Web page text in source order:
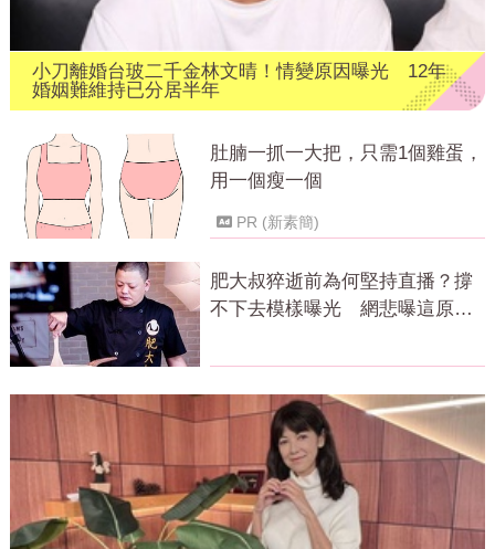
小刀離婚台玻二千金林文晴！情變原因曝光 12年
婚姻難維持已分居半年
肚腩一抓一大把，只需1個雞蛋，
用一個瘦一個
PR (新素簡)
肥大叔猝逝前為何堅持直播？撐
不下去模樣曝光 網悲曝這原因